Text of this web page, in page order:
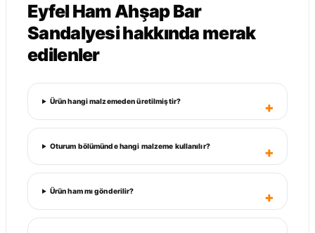
Eyfel Ham Ahşap Bar
Sandalyesi hakkında merak
edilenler
Ürün hangi malzemeden üretilmiştir?
Oturum bölümünde hangi malzeme kullanılır?
Ürün ham mı gönderilir?